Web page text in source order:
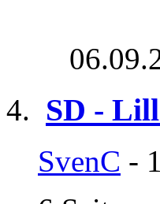
SD -
SvenC -